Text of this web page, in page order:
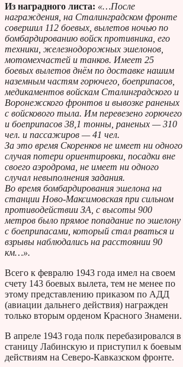
Из наградного листа: «…После
награждения, на Сталинградском фронте
совершил 112 боевых, вылетов ночью по
бомбардированию войск противника, его
техники, железнодорожных эшелонов,
мотомехчастей и танков. Имеет 25
боевых вылетов днём по доставке нашим
наземным частям горючего, боеприпасов,
медикаментов войскам Сталинградского и
Воронежского фронтов и вывозке раненых
с войскового тыла. Им перевезено горючего
и боеприпасов 38,1 тонны, раненых — 310
чел. и пассажиров — 41 чел.
За это время Скоренков не имеет ни одного
случая потери ориентировки, посадки вне
своего аэродрома, не имеет ни одного
случал невыполнения задания.
Во время бомбардирования эшелона на
станции Ново-Максимовская при сильном
противодействии ЗА, с высоты 900
метров было прямое попадание по эшелону
с боеприпасами, который стал рваться и
взрывы наблюдались на расстоянии 90
км…».
Всего к февралю 1943 года имел на своем
счету 143 боевых вылета, тем не менее по
этому представлению приказом по АДД
(авиации дальнего действия) награжден
только вторым орденом Красного Знамени.
В апреле 1943 года полк перебазировался в
станицу Лабинскую и приступил к боевым
действиям на Северо-Кавказском фронте.